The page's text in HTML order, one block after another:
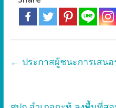
← ประกาสผู้ชนะการเสน